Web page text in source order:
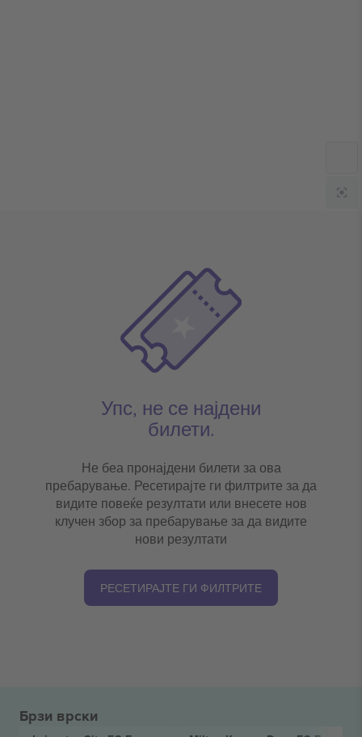
Упс, не се најдени
билети.
Не беа пронајдени билети за ова
пребарување. Ресетирајте ги филтрите за да
видите повеќе резултати или внесете нов
клучен збор за пребарување за да видите
нови резултати
РЕСЕТИРАЈТЕ ГИ ФИЛТРИТЕ
Брзи врски